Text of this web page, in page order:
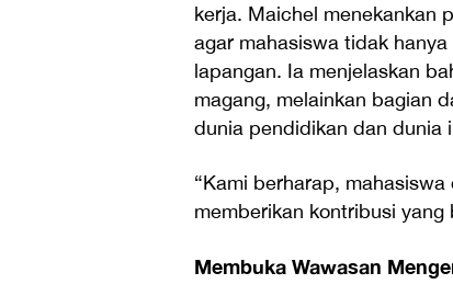
kerja. Maichel menekankan
agar mahasiswa tidak
lapangan. Ia menjelaskan
magang, melainkan bagian
dunia pendidikan dan dunia
“Kami berharap,
memberikan kontribusi
Membuka Wawasan